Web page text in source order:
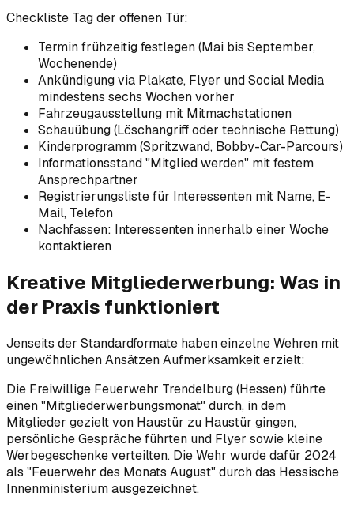
Checkliste Tag der offenen Tür:
Termin frühzeitig festlegen (Mai bis September,
Wochenende)
Ankündigung via Plakate, Flyer und Social Media
mindestens sechs Wochen vorher
Fahrzeugausstellung mit Mitmachstationen
Schauübung (Löschangriff oder technische Rettung)
Kinderprogramm (Spritzwand, Bobby-Car-Parcours)
Informationsstand "Mitglied werden" mit festem
Ansprechpartner
Registrierungsliste für Interessenten mit Name, E-
Mail, Telefon
Nachfassen: Interessenten innerhalb einer Woche
kontaktieren
Kreative Mitgliederwerbung: Was in
der Praxis funktioniert
Jenseits der Standardformate haben einzelne Wehren mit
ungewöhnlichen Ansätzen Aufmerksamkeit erzielt:
Die Freiwillige Feuerwehr Trendelburg (Hessen) führte
einen "Mitgliederwerbungsmonat" durch, in dem
Mitglieder gezielt von Haustür zu Haustür gingen,
persönliche Gespräche führten und Flyer sowie kleine
Werbegeschenke verteilten. Die Wehr wurde dafür 2024
als "Feuerwehr des Monats August" durch das Hessische
Innenministerium ausgezeichnet.